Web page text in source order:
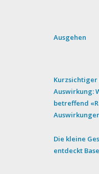
Ausgehen
Auswirkung:
betreffend
Die kleine
entdeckt